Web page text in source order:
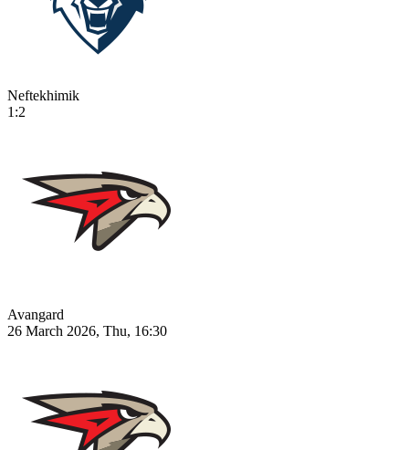
Neftekhimik
1:2
Avangard
26 March 2026, Thu, 16:30